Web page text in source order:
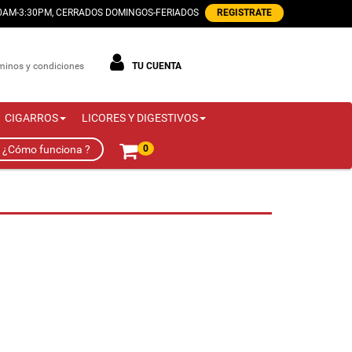
3:30PM, CERRADOS DOMINGOS-FERIADOS REGISTRATE
y condiciones TU CUENTA
CIGARROS LICORES Y DIGESTIVOS
¿Cómo funciona ? 0